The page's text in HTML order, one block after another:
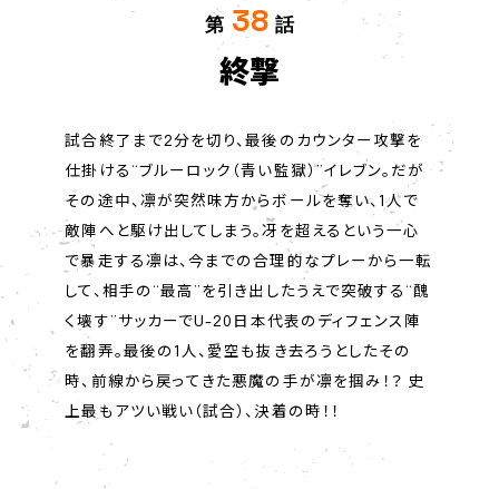
38
終撃
試合終了まで2分を切り、最後のカウンター攻撃を
仕掛ける“ブルーロック（青い監獄）”イレブン。だが
その途中、凛が突然味方からボールを奪い、1人で
敵陣へと駆け出してしまう。冴を超えるという一心
で暴走する凛は、今までの合理的なプレーから一転
して、相手の“最高”を引き出したうえで突破する“醜
く壊す”サッカーでU-20日本代表のディフェンス陣
を翻弄。最後の1人、愛空も抜き去ろうとしたその
時、前線から戻ってきた悪魔の手が凛を掴み！？ 史
上最もアツい戦い（試合）、決着の時！！